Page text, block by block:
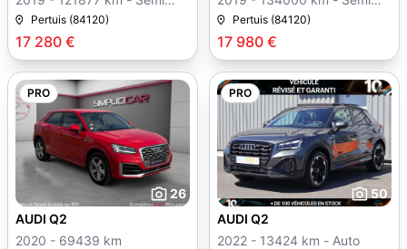
17 280 €
autoPertuis (84120)
17 980 €
autoPertuis (84120)
PRO
26
AUDI Q2
2020 - 69439 km
PRO
50
AUDI Q2
2022 - 13424 km - Auto